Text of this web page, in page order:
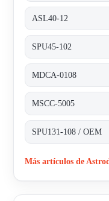
ASL40-12
SPU45-102
MDCA-0108
MSCC-5005
SPU131-108 / OEM
Más artículos de